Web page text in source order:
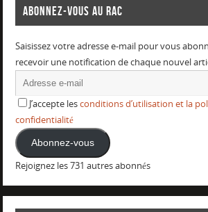
ABONNEZ-VOUS AU RAC
Saisissez votre adresse e-mail pour vous
recevoir une notification de chaque nouvel
J’accepte lesconditions d’utilisation et la
confidentialité
Abonnez-vous
Rejoignez les 731 autres abonnés